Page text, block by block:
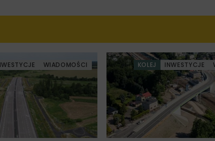
WIADOMOŚCI KOLEJ INWESTYCJE